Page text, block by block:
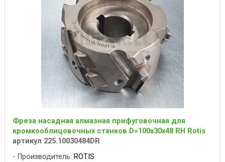
Фреза насадная алмазная прифуговочная для
кромкооблицовочных станков D=100x30x48 RH Rotis
артикул 225.10030484DR
Производитель: ROTIS